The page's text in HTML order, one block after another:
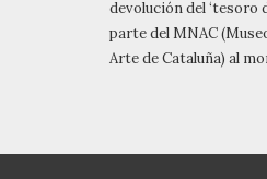
devolución del ‘tesoro
parte del MNAC
Arte de Cataluña) al